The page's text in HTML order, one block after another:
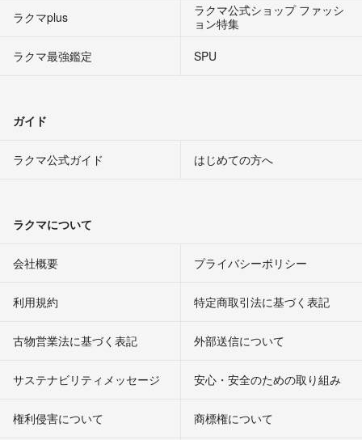
ラクマplus
ラクマ公式ショップ ファッシ
ョン特集
ラクマ最強鑑定
SPU
ガイド
ラクマ公式ガイド はじめての方へ
ラクマについて
会社概要 プライバシーポリシー
利用規約 特定商取引法に基づく表記
古物営業法に基づく表記 外部送信について
サステナビリティメッセージ 安心・安全のための取り組み
権利侵害について
商標権について